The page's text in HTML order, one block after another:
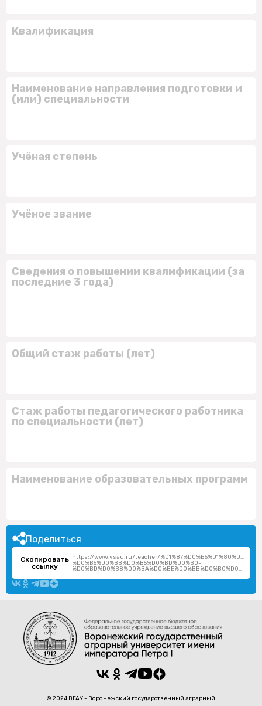
Квалификация
Наименование направления подготовки и
(или) специальности
Учёная степень
Учёное звание
Сведения о повышении квалификации (за
последние 3 года)
Общий стаж работы (лет)
Стаж работы педагогического работника
по специальности (лет)
Наименование образовательных программ
Поделиться
Скопировать
ссылку
https://www.vsau.ru/teacher/
%D0%B5%D0%BB%D0%B5%D0%BD%D0%B0-
%D0%BD%D0%B8%D0%BA%D0%BE%D0%BB%D0%B0%D0%B5%D0%B2%D0%BD%D0%B0/
© 2024 ВГАУ - Воронежский государственный аграрный